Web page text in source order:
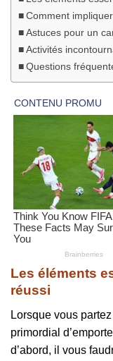
Comment
Astuces pour un
Activités
Questions
Les éléments
réussi
Lorsque vous
primordial
d’abord, il vous